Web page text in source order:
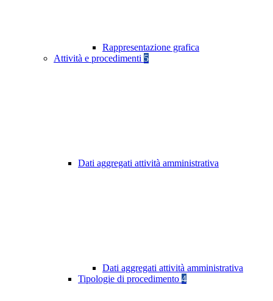
Rappresentazione grafica
Attività e procedimenti 5
Dati aggregati attività amministrativa
Dati aggregati attività amministrativa
Tipologie di procedimento 4